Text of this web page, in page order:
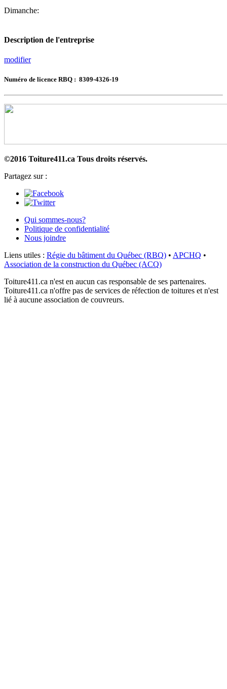
Dimanche:
Description de l'entreprise
modifier
Numéro de licence RBQ : 8309-4326-19
©2016 Toiture411.ca Tous droits réservés.
Partagez sur :
Qui sommes-nous?
Politique de confidentialité
Nous joindre
Liens utiles : Régie du bâtiment du Québec (RBQ) • APCHQ •
Association de la construction du Québec (ACQ)
Toiture411.ca n'est en aucun cas responsable de ses partenaires.
Toiture411.ca n'offre pas de services de réfection de toitures et n'est
lié à aucune association de couvreurs.